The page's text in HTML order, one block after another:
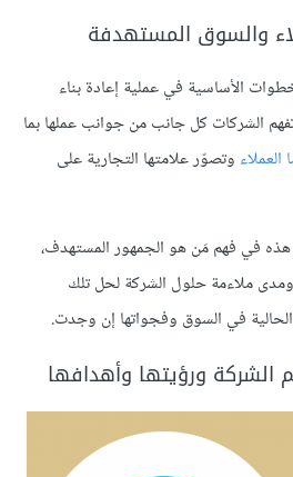
الأساسية في عملية إعادة بناء
الشركات كل جانب من جوانب عملها بما
وتصوّر علامتها التجارية على
في فهم مَن هو الجمهور المستهدف،
ومدى ملاءمة حلول الشركة لحل تلك
الحالية في السوق وفجواتها إن وجدت.